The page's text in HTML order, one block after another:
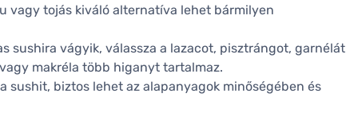
vagy tojás kiváló alternatíva lehet bármilyen
sushira vágyik, válassza a lazacot, pisztrángot, garnélát
makréla több higanyt tartalmaz.
sushit, biztos lehet az alapanyagok minőségében és